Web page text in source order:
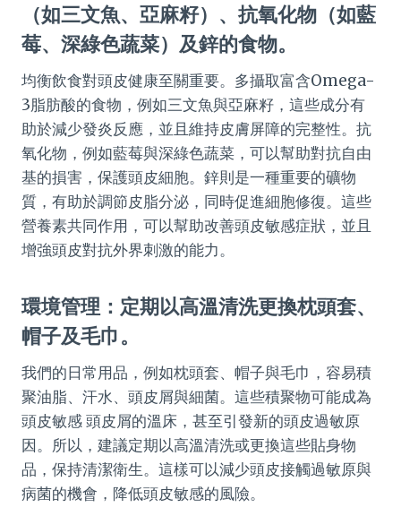
（如三文魚、亞麻籽）、抗氧化物（如藍
莓、深綠色蔬菜）及鋅的食物。
均衡飲食對頭皮健康至關重要。多攝取富含Omega-
3脂肪酸的食物，例如三文魚與亞麻籽，這些成分有
助於減少發炎反應，並且維持皮膚屏障的完整性。抗
氧化物，例如藍莓與深綠色蔬菜，可以幫助對抗自由
基的損害，保護頭皮細胞。鋅則是一種重要的礦物
質，有助於調節皮脂分泌，同時促進細胞修復。這些
營養素共同作用，可以幫助改善頭皮敏感症狀，並且
增強頭皮對抗外界刺激的能力。
環境管理：定期以高溫清洗更換枕頭套、
帽子及毛巾。
我們的日常用品，例如枕頭套、帽子與毛巾，容易積
聚油脂、汗水、頭皮屑與細菌。這些積聚物可能成為
頭皮敏感 頭皮屑的溫床，甚至引發新的頭皮過敏原
因。所以，建議定期以高溫清洗或更換這些貼身物
品，保持清潔衛生。這樣可以減少頭皮接觸過敏原與
病菌的機會，降低頭皮敏感的風險。